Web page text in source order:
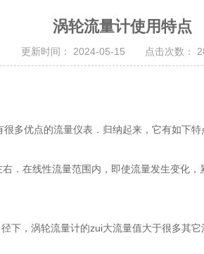
涡轮流量计使用特点
更新时间： 2024-05-15 点击次数：
多优点的流量仪表．归纳起来，它有如下特
在线性流量范围内，即使流量发生变化
，涡轮流量计的zui大流量值大于很多其它